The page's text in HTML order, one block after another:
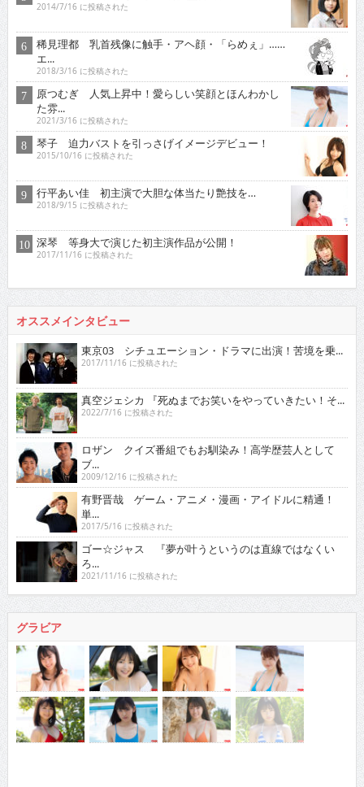
2014/7/16 に投稿された
稀見理都 乳首残像に触手・アヘ顔・「らめぇ」……
エ...
2018/3/16 に投稿された
原つむぎ 人気上昇中！愛らしい笑顔とほんわかし
た雰...
2021/3/16 に投稿された
琴子 迫力バストを引っさげイメージデビュー！
2015/10/16 に投稿された
行平あい佳 初主演で大胆な体当たり艶技を…
2018/9/15 に投稿された
深琴 等身大で演じた初主演作品が公開！
2017/11/16 に投稿された
オススメインタビュー
東京03 シチュエーション・ドラマに出演！苦境を乗...
2017/11/16 に投稿された
真空ジェシカ 『死ぬまでお笑いをやっていきたい！そ...
2022/7/16 に投稿された
ロザン クイズ番組でもお馴染み！高学歴芸人として
ブ...
2009/12/16 に投稿された
有野晋哉 ゲーム・アニメ・漫画・アイドルに精通！
単...
2017/5/16 に投稿された
ゴー☆ジャス 『夢が叶うというのは直線ではなくい
ろ...
2021/11/16 に投稿された
グラビア